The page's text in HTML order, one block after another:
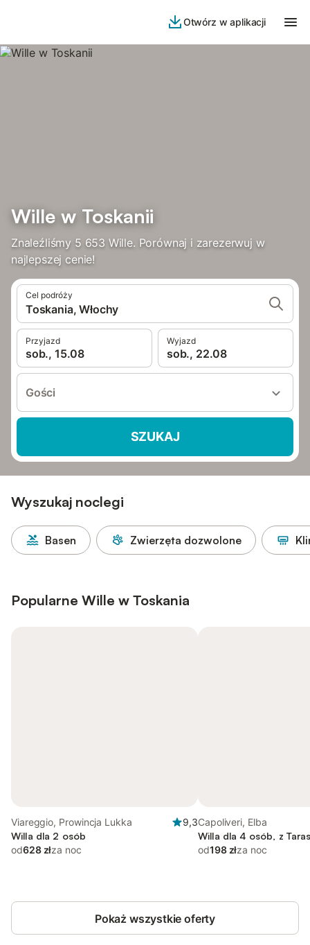
Otwórz w aplikacji
Wille w Toskanii
Znaleźliśmy 5 653 Wille. Porównaj i zarezerwuj w
najlepszej cenie!
Cel podróży
Toskania, Włochy
Przyjazd
sob., 15.08
Wyjazd
sob., 22.08
Gości
SZUKAJ
Wyszukaj noclegi
Basen Zwierzęta dozwolone
Popularne Wille w Toskania
Viareggio, Prowincja Lukka
9,3
Willa dla 2 osób
od628 złza noc
Capoliveri, Elba
Willa dla 4 osób, z
od198 złza noc
Pokaż wszystkie oferty